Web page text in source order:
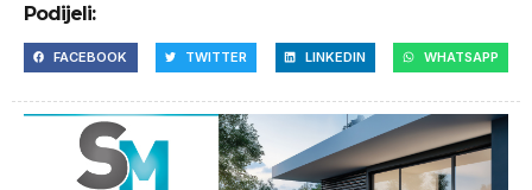
Podijeli:
FACEBOOK TWITTER LINKEDIN WHATSAPP